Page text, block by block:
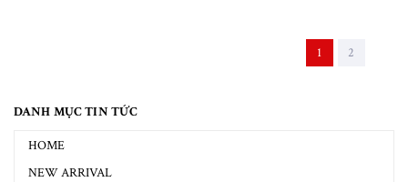
1 2
DANH MỤC TIN TỨC
HOME
NEW ARRIVAL